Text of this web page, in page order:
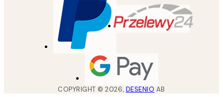
COPYRIGHT ©2026, DESENIO AB